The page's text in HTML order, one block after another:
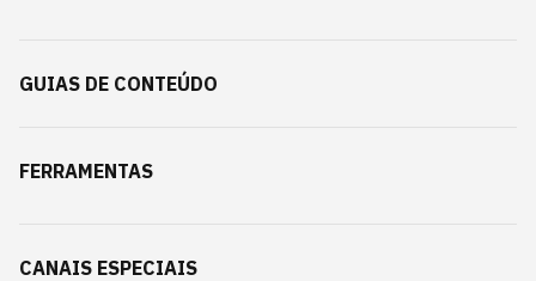
GUIAS DE CONTEÚDO
FERRAMENTAS
CANAIS ESPECIAIS